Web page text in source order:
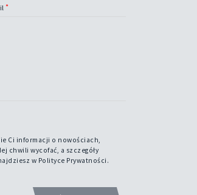
Ci informacji o nowościach,
chwili wycofać, a szczegóły
w Polityce Prywatności.